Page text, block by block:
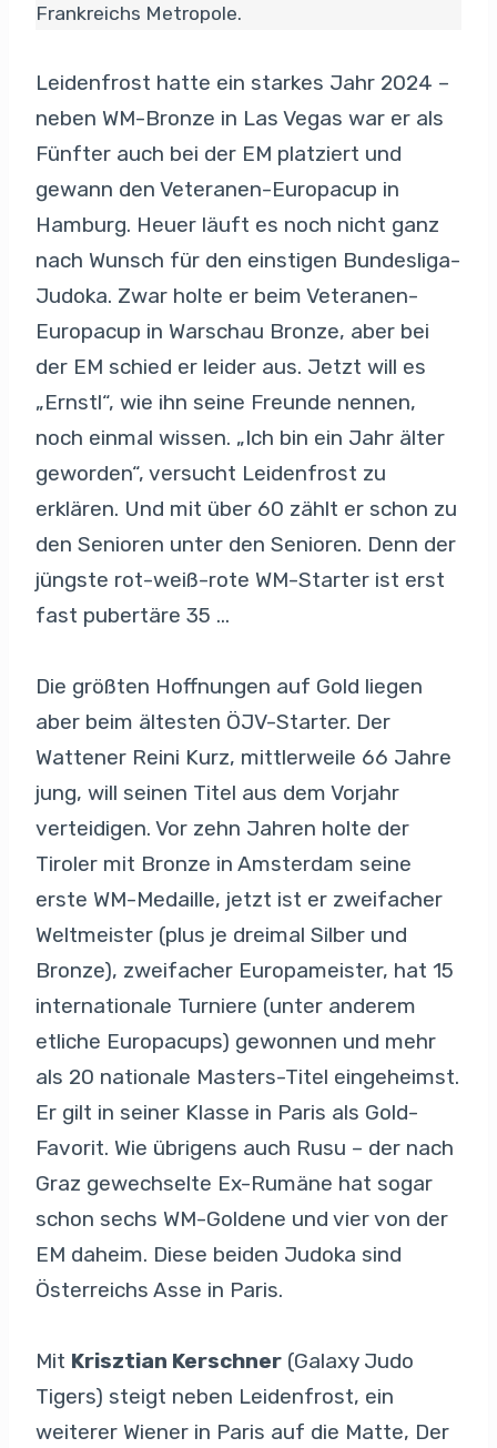
Frankreichs Metropole.
Leidenfrost hatte ein starkes Jahr 2024 –
neben WM-Bronze in Las Vegas war er als
Fünfter auch bei der EM platziert und
gewann den Veteranen-Europacup in
Hamburg. Heuer läuft es noch nicht ganz
nach Wunsch für den einstigen Bundesliga-
Judoka. Zwar holte er beim Veteranen-
Europacup in Warschau Bronze, aber bei
der EM schied er leider aus. Jetzt will es
„Ernstl“, wie ihn seine Freunde nennen,
noch einmal wissen. „Ich bin ein Jahr älter
geworden“, versucht Leidenfrost zu
erklären. Und mit über 60 zählt er schon zu
den Senioren unter den Senioren. Denn der
jüngste rot-weiß-rote WM-Starter ist erst
fast pubertäre 35 …
Die größten Hoffnungen auf Gold liegen
aber beim ältesten ÖJV-Starter. Der
Wattener Reini Kurz, mittlerweile 66 Jahre
jung, will seinen Titel aus dem Vorjahr
verteidigen. Vor zehn Jahren holte der
Tiroler mit Bronze in Amsterdam seine
erste WM-Medaille, jetzt ist er zweifacher
Weltmeister (plus je dreimal Silber und
Bronze), zweifacher Europameister, hat 15
internationale Turniere (unter anderem
etliche Europacups) gewonnen und mehr
als 20 nationale Masters-Titel eingeheimst.
Er gilt in seiner Klasse in Paris als Gold-
Favorit. Wie übrigens auch Rusu – der nach
Graz gewechselte Ex-Rumäne hat sogar
schon sechs WM-Goldene und vier von der
EM daheim. Diese beiden Judoka sind
Österreichs Asse in Paris.
Mit Krisztian Kerschner (Galaxy Judo
Tigers) steigt neben Leidenfrost, ein
weiterer Wiener in Paris auf die Matte, Der